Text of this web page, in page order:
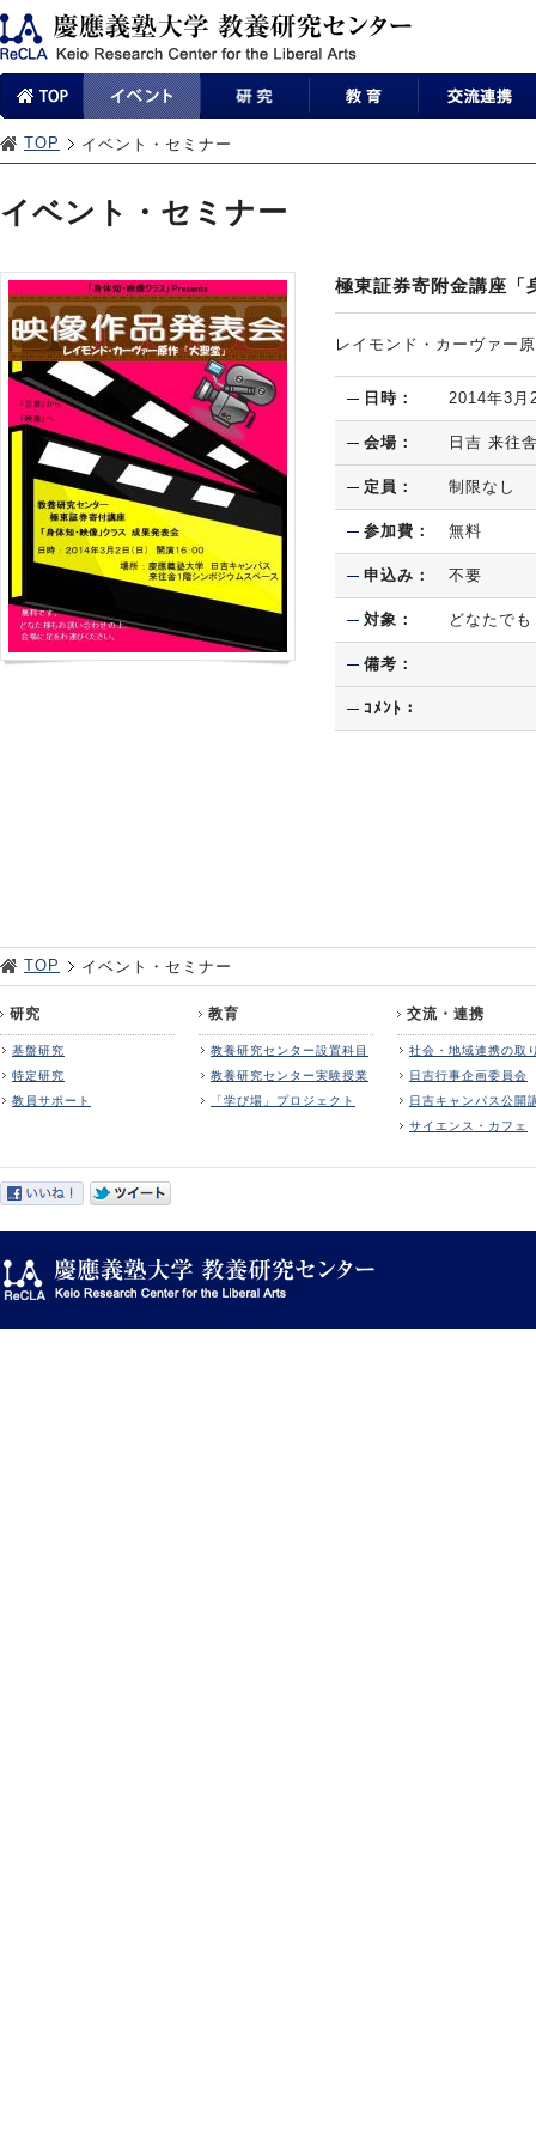
TOP イベント・セミナー
イベント・セミナー
極東証券寄附金講座「
レイモンド・カーヴァー
日時： 2014年3
会場： 日吉 来往
定員： 制限なし
参加費： 無料
申込み： 不要
対象： どなたでも
備考：
ｺﾒﾝﾄ：
TOP イベント・セミナー
研究
基盤研究
特定研究
教員サポート
教育
教養研究センター設置科目
教養研究センター実験授業
「学び場」プロジェクト
交流・連携
社会・地域連携の取
日吉行事企画委員会
日吉キャンパス公開
サイエンス・カフェ